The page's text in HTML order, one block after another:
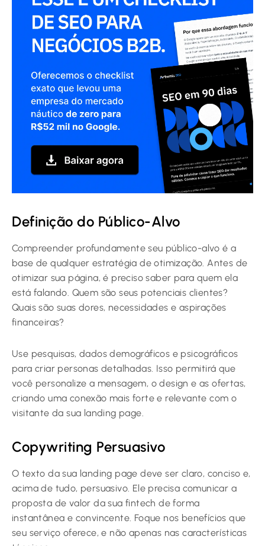
Definição do Público-Alvo
Compreender profundamente seu público-alvo é a
base de qualquer estratégia de otimização. Antes de
otimizar sua página, é preciso saber para quem ela
está falando. Quem são seus potenciais clientes?
Quais são suas dores, necessidades e aspirações
financeiras?
Use pesquisas, dados demográficos e psicográficos
para criar personas detalhadas. Isso permitirá que
você personalize a mensagem, o design e as ofertas,
criando uma conexão mais forte e relevante com o
visitante da sua landing page.
Copywriting Persuasivo
O texto da sua landing page deve ser claro, conciso e,
acima de tudo, persuasivo. Ele precisa comunicar a
proposta de valor da sua fintech de forma
instantânea e convincente. Foque nos benefícios que
seu serviço oferece, e não apenas nas características